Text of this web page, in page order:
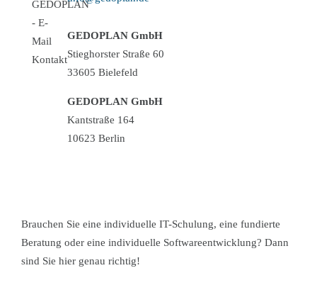
GEDOPLAN GmbH
Stieghorster Straße 60
33605 Bielefeld
GEDOPLAN GmbH
Kantstraße 164
10623 Berlin
Brauchen Sie eine individuelle IT-Schulung, eine fundierte
Beratung oder eine individuelle Softwareentwicklung? Dann
sind Sie hier genau richtig!